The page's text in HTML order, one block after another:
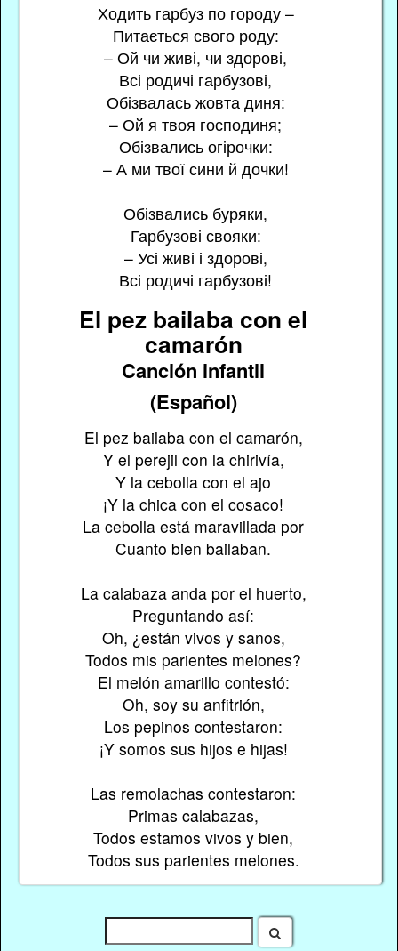
Ходить гарбуз по городу –
Питається свого роду:
– Ой чи живі, чи здорові,
Всі родичі гарбузові,
Обізвалась жовта диня:
– Ой я твоя господиня;
Обізвались огірочки:
– А ми твої сини й дочки!
Обізвались буряки,
Гарбузові свояки:
– Усі живі і здорові,
Всі родичі гарбузові!
El pez bailaba con el
camarón
Canción infantil
(Español)
El pez bailaba con el camarón,
Y el perejil con la chirivía,
Y la cebolla con el ajo
¡Y la chica con el cosaco!
La cebolla está maravillada por
Cuanto bien bailaban.
La calabaza anda por el huerto,
Preguntando así:
Oh, ¿están vivos y sanos,
Todos mis parientes melones?
El melón amarillo contestó:
Oh, soy su anfitrión,
Los pepinos contestaron:
¡Y somos sus hijos e hijas!
Las remolachas contestaron:
Primas calabazas,
Todos estamos vivos y bien,
Todos sus parientes melones.